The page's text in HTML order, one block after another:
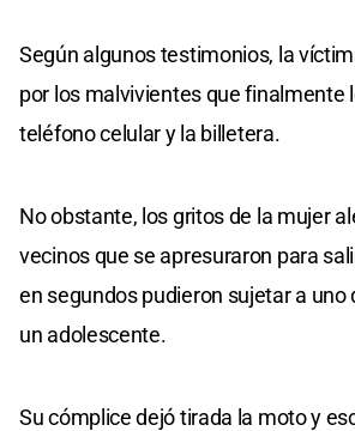
Según algunos testimonios, la
por los malvivientes que finalmente
teléfono celular y la billetera.
No obstante, los gritos de la mujer
vecinos que se apresuraron para
en segundos pudieron sujetar a uno
un adolescente.
Su cómplice dejó tirada la moto y